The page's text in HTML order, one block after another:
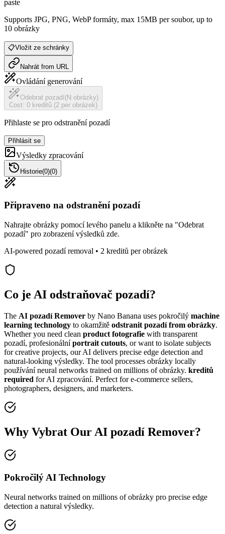
paste
Supports JPG, PNG, WebP formáty, max 15MB per soubor, up to
10 obrázky
📋Vložit ze schránky
Nahrát from URL
Ovládání generování
Odebrat pozadí(N obrázky)
Cost: 0 kreditů (2 per obrázek)
Přihlaste se pro odstranění pozadí
Přihlásit se
Výsledky zpracování
Historie(0)(0)
Připraveno na odstranění pozadí
Nahrajte obrázky pomocí levého panelu a klikněte na "Odebrat
pozadí" pro zobrazení výsledků zde.
AI-powered pozadí removal • 2 kreditů per obrázek
Co je AI odstraňovač pozadí?
The AI pozadí Remover by Nano Banana uses pokročilý machine
learning technology to okamžitě odstranit pozadí from obrázky.
Whether you need clean product fotografie with transparent
pozadí, profesionálníportrait cutouts, or want to isolate subjects
for creative projects, our AI delivers precise edge detection and
natural-looking výsledky. The tool processes obrázky locally
používání neural networks trained on millions of obrázky. kreditů
required for AI zpracování. Perfect for e-commerce sellers,
photographers, designers, and marketers.
Why Vybrat Our AI pozadí Remover?
Pokročilý AI Technology
Neural networks trained on millions of obrázky pro precise edge
detection a natural výsledky.